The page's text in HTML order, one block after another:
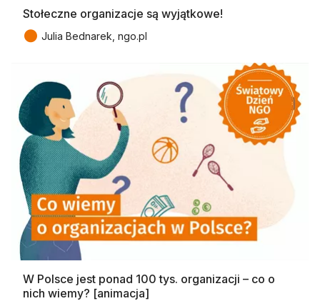
Stołeczne organizacje są wyjątkowe!
● Julia Bednarek, ngo.pl
W Polsce jest ponad 100 tys. organizacji – co o
nich wiemy? [animacja]